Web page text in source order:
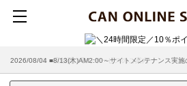
2026/08/04 ■8/13(木)AM2:00～サイトメンテナンス実施
2026/03/18 ■店舗受け取りサービスのご案内